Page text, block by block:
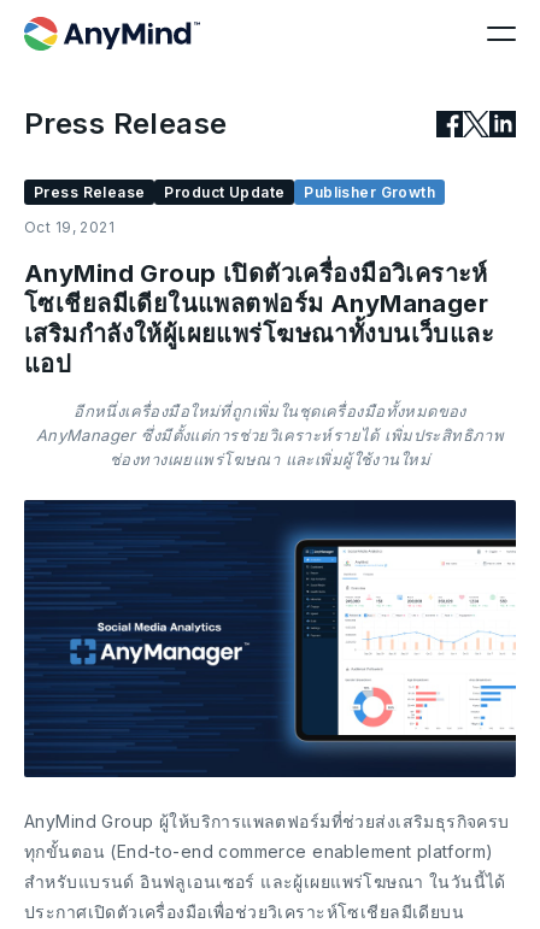
Press Release
Press Release Product Update
Publisher Growth
Oct 19, 2021
AnyMind Group เปิดตัวเครื่องมือวิเคราะห์
โซเชียลมีเดียในแพลตฟอร์ม AnyManager
เสริมกำลังให้ผู้เผยแพร่โฆษณาทั้งบนเว็บและ
แอป
อีกหนึ่งเครื่องมือใหม่ที่ถูกเพิ่มในชุดเครื่องมือทั้งหมดของ
AnyManager ซึ่งมีตั้งแต่การช่วยวิเคราะห์รายได้ เพิ่มประสิทธิภาพ
ช่องทางเผยแพร่โฆษณา และเพิ่มผู้ใช้งานใหม่
AnyMind Group ผู้ให้บริการแพลตฟอร์มที่ช่วยส่งเสริมธุรกิจครบ
ทุกขั้นตอน (End-to-end commerce enablement platform)
สำหรับแบรนด์ อินฟลูเอนเซอร์ และผู้เผยแพร่โฆษณา ในวันนี้ได้
ประกาศเปิดตัวเครื่องมือเพื่อช่วยวิเคราะห์โซเชียลมีเดียบน